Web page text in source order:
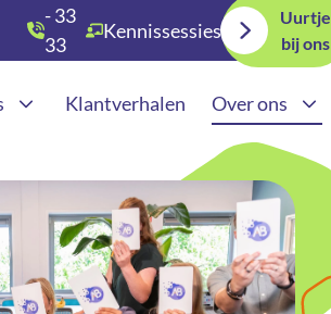
- 33
33
Kennissessies
Uurtje
bij ons
uitbesteden
Adverteren in AI | GEA
Klantverhalen Over ons